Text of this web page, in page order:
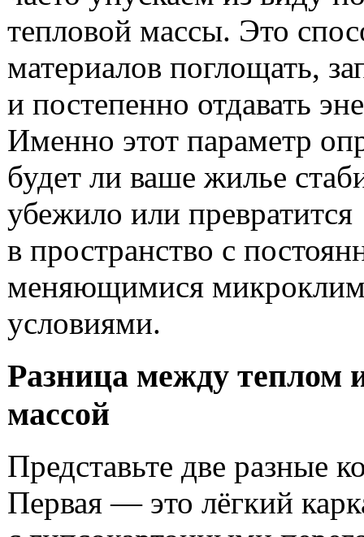
тепловой массы. Это
материалов поглощать,
и постепенно отдавать
Именно этот параметр
будет ли ваше жилье
убежило или превратится
в пространство с
меняющимися
условиями.
Разница между теплом
массой
Представьте две разные
Первая — это лёгкий